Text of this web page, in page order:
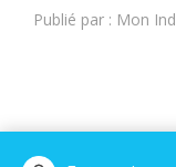
Publié par : Mon